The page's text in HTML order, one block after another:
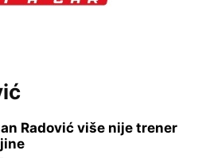
Radović više nije trener